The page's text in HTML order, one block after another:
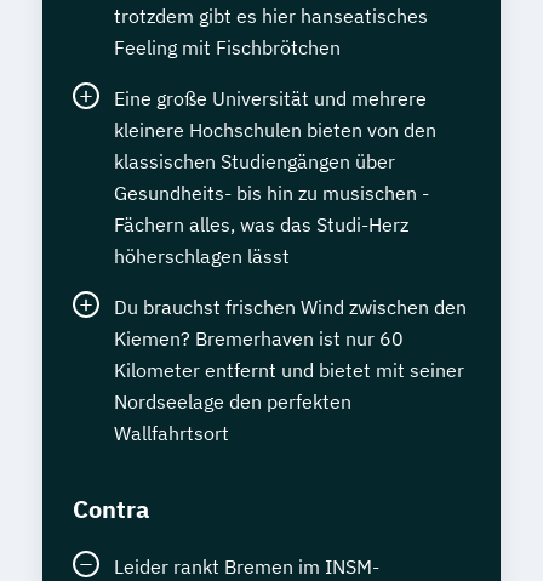
trotzdem gibt es hier hanseatisches
Feeling mit Fischbrötchen
Eine große Universität und mehrere
kleinere Hochschulen bieten von den
klassischen Studiengängen über
Gesundheits- bis hin zu musischen -
Fächern alles, was das Studi-Herz
höherschlagen lässt
Du brauchst frischen Wind zwischen den
Kiemen? Bremerhaven ist nur 60
Kilometer entfernt und bietet mit seiner
Nordseelage den perfekten
Wallfahrtsort
Contra
Leider rankt Bremen im INSM-